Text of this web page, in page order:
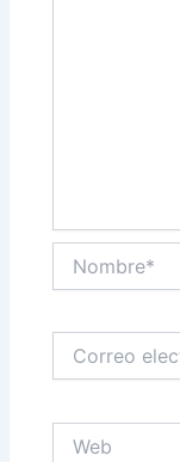
electrónico*